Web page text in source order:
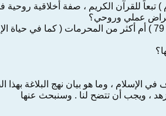
) تبعاً للقرآن الكريم ، صفة أخلاقية
عملي وروحي؟
وعلى الثاني ، فهل أنه إعراض عملي عن المحرمات فحسب ( كما في الخطبة: 79 ) أم
الإسلام ، وما هو بيان نهج البلاغة بهذا
، ويجب أن تتضح لنا . وسنبحث عنها